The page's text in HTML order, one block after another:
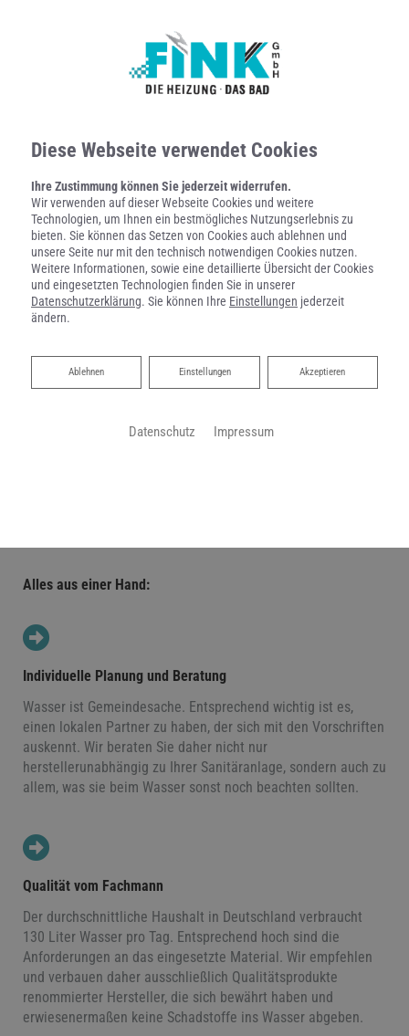
SANITÄRPLANUNG UND -INSTALLATION
Alles aus einer Hand:
Individuelle Planung und Beratung
Wasser ist Gemeindesache. Entsprechend wichtig ist es,
einen lokalen Partner zu haben, der sich mit den Vorschriften
auskennt. Wir beraten Sie daher nicht nur
herstellerunabhängig zu Ihrer Sanitäranlage, sondern auch zu
allem, was sie beim Wasser sonst noch beachten sollten.
Qualität vom Fachmann
Der durchschnittliche Haushalt in Deutschland verbraucht
130 Liter Wasser pro Tag. Entsprechend hoch sind die
Anforderungen an das eingesetzte Material. Wir empfehlen
und verbauen daher ausschließlich Qualitätsprodukte
renommierter Hersteller, die sich bewährt haben und
erwiesenermaßen keine Schadstoffe ins Wasser abgeben.
Diese Webseite verwendet Cookies
Ihre Zustimmung können Sie jederzeit widerrufen.
Wir verwenden auf dieser Webseite Cookies und weitere
Technologien, um Ihnen ein bestmögliches Nutzungserlebnis zu
bieten. Sie können das Setzen von Cookies auch ablehnen und
unsere Seite nur mit den technisch notwendigen Cookies nutzen.
Weitere Informationen, sowie eine detaillierte Übersicht der Cookies
und eingesetzten Technologien finden Sie in unserer
Datenschutzerklärung. Sie können Ihre Einstellungen jederzeit
ändern.
Akzeptieren
Einstellungen
Ablehnen
Ablehnen
Datenschutz Impressum